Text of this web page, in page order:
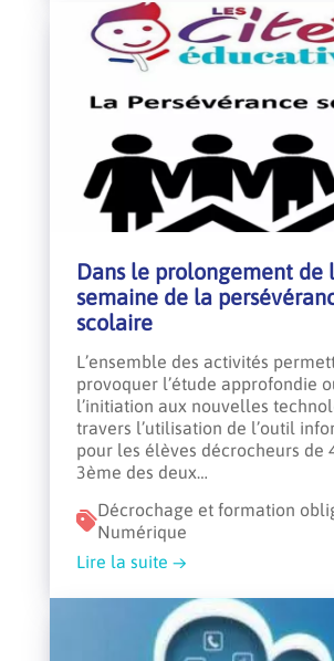
Dans le prolongement de
semaine de la
scolaire
L’ensemble des activités
provoquer l’étude approfondie
l’initiation aux nouvelles
travers l’utilisation de l’outil
pour les élèves décrocheurs de
3ème des deux…
Décrochage et formation
Numérique
Lire la suite